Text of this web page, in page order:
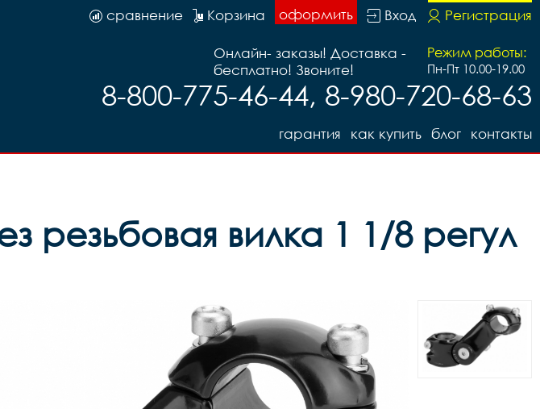
Регистрация
Вход
оформить
Корзина
сравнение
Режим работы:
Пн-Пт 10.00-19.00
Онлайн- заказы! Доставка -
бесплатно! Звоните!
8-800-775-46-44, 8-980-720-68-63
контакты
блог
как купить
гарантия
резьбовая вилка 1 1/8 регул